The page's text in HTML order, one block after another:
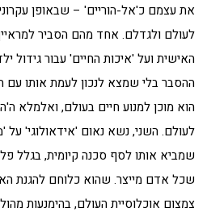
את עצמם כ'אל-הוריים' – שבאופן
לעולם ולגדלם. אחד מהם הסביר למראיין
האישית ועל 'איכות החיים' עבור גידול
ההסבר בלי שמצא לנכון לעמת אותו עם
הוא מוכן למנוע חיים בעולם, ואלמלא
לעולם. השני, נשא נאום 'אידאולוגי' על
שמביא אותו לסף סכנה קיומית, בגלל
שכל אדם מייצר. שהוא כלוחם להגנת
צמצום אוכלוסיית העולם, בהימנעות